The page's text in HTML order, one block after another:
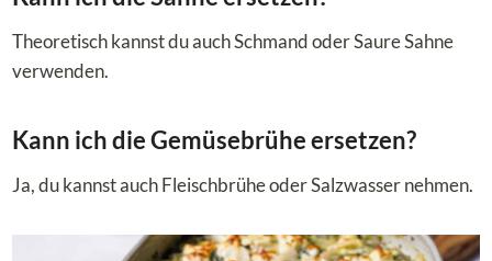
Theoretisch kannst du auch Schmand oder Saure Sahne
verwenden.
Kann ich die Gemüsebrühe ersetzen?
Ja, du kannst auch Fleischbrühe oder Salzwasser nehmen.